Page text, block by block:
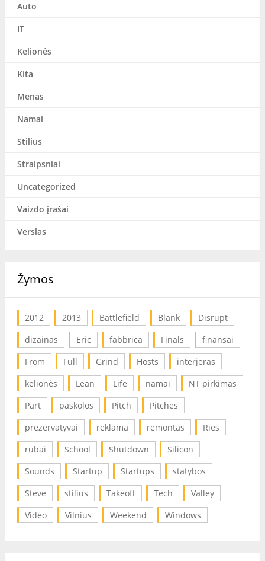
Auto
IT
Kelionės
Kita
Menas
Namai
Stilius
Straipsniai
Uncategorized
Vaizdo įrašai
Verslas
Žymos
2012 2013 Battlefield Blank
Disrupt
dizainas
Eric fabbrica Finals
finansai
From
Full Grind Hosts
interjeras
kelionės
Lean Life namai
NT pirkimas
Part
paskolos Pitch
Pitches
prezervatyvai
reklama remontas
Ries
rubai
School Shutdown
Silicon
Sounds
Startup Startups
statybos
Steve
stilius Takeoff Tech
Valley
Video
Vilnius Weekend Windows